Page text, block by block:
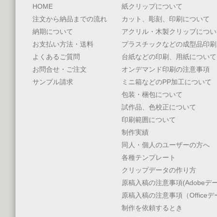
HOME
注文から納品までの流れ
納期について
お支払い方法・送料
よくあるご質問
お問合せ・ご注文
サンプル請求
紙クリップについて
カット、彫刻、印刷について
アクリル・木製クリップにつ
プラスチックなどの成型品印
台紙などの印刷、用紙について
オンデマンド印刷の注意事項
ミニ箱などのPP加工について
包装・梱包について
試作品、色校正について
印刷範囲について
制作実績
同人・個人のユーザーの方へ
各種テンプレート
クリップデータの作り方
原稿入稿の注意事項(Adobeデ
原稿入稿の注意事項（Officeデ
制作を依頼するとき